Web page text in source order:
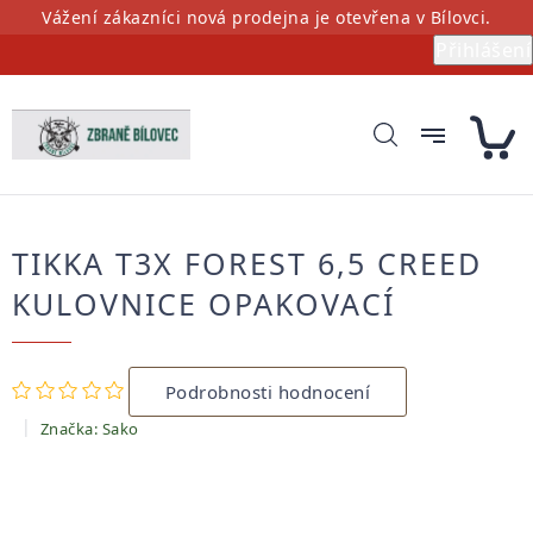
PřejítVážení zákazníci nová prodejna je otevřena v Bílovci.
TIKKA T3X FOREST 6,5 CREED
KULOVNICE OPAKOVACÍ
Průměrné
hodnocení
produktu
je
Podrobnosti hodnocení
Značka: Sako